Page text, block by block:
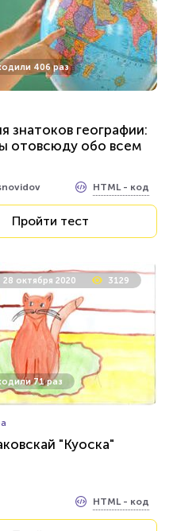
406 раз
знатоков географии:
отовсюду обо всем
HTML - код
Пройти тест
28 октября 2020 3129
71 раз
"Куоска"
HTML - код